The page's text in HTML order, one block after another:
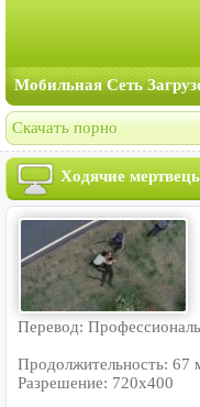
Мобильная Сеть
Скачать порно
Ходячие
Перевод:
Продолжительность: 67
Разрешение: 720x400